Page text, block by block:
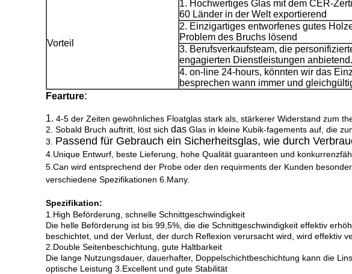
Vorteil
1. Hochwertiges Glas mit dem CER-
60 Länder in der Welt exportierend
2. Einzigartiges entworfenes gutes
Problem des Bruchs lösend
3. Berufsverkaufsteam, die
engagierten Dienstleistungen anbietend.
4. on-line 24-hours, könnten wir das
besprechen wann immer und
Fearture:
1. 4-5 der Zeiten gewöhnliches Floatglas stark als, stärkerer Widerstand zum
2. Sobald Bruch auftritt, löst sich das Glas in kleine Kubik-fagements auf, die
3. Passend für Gebrauch ein Sicherheitsglas, wie durch
4.Unique Entwurf, beste Lieferung, hohe Qualität guaranteen und
5.Can wird entsprechend der Probe oder den requirments der Kunden
verschiedene Spezifikationen 6.Many.
Spezifikation:
1.High Beförderung, schnelle Schnittgeschwindigkeit
Die helle Beförderung ist bis 99,5%, die die Schnittgeschwindigkeit effektiv
beschichtet, und der Verlust, der durch Reflexion verursacht wird, wird effektiv
2.Double Seitenbeschichtung, gute Haltbarkeit
Die lange Nutzungsdauer, dauerhafter, Doppelschichtbeschichtung kann die
optische Leistung 3.Excellent und gute Stabilität